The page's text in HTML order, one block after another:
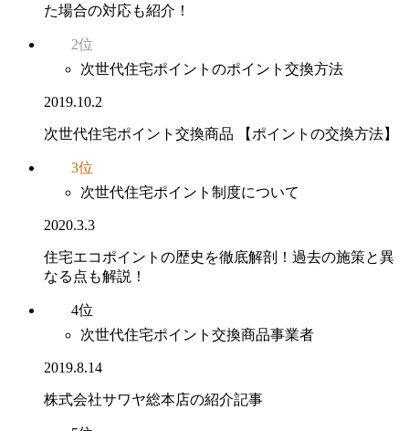
た場合の対応も紹介！
2位
次世代住宅ポイントのポイント交換方法
2019.10.2
次世代住宅ポイント交換商品 【ポイントの交換方法】
3位
次世代住宅ポイント制度について
2020.3.3
住宅エコポイントの歴史を徹底解剖！過去の施策と異
なる点も解説！
4位
次世代住宅ポイント交換商品事業者
2019.8.14
株式会社サワヤ総本店の紹介記事